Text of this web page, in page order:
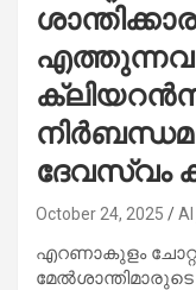
ക്ലിയറന്‍സ്
ദേവസ്വം
October 24, 2025
എറണാകുളം